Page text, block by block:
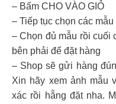
– Bấm CHO VÀO GIỎ
– Tiếp tục chọn các
– Chọn đủ mẫu rồi cuối
bên phải để đặt hàng
– Shop sẽ gửi hàng
Xin hãy xem ảnh mẫu
xác rồi hẵng đặt nha.